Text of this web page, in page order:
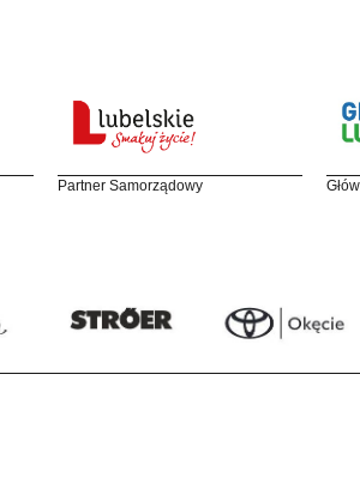
Partner Samorządowy